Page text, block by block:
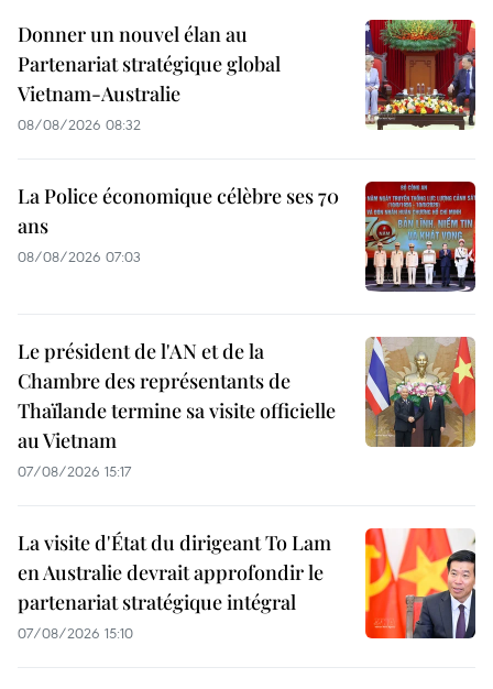
Donner un nouvel élan au
Partenariat stratégique global
Vietnam-Australie
08/08/2026 08:32
La Police économique célèbre ses 70
ans
08/08/2026 07:03
Le président de l'AN et de la
Chambre des représentants de
Thaïlande termine sa visite officielle
au Vietnam
07/08/2026 15:17
La visite d'État du dirigeant To Lam
en Australie devrait approfondir le
partenariat stratégique intégral
07/08/2026 15:10